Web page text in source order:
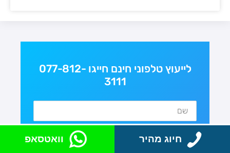
לייעוץ טלפוני חינם חייגו 077-812-
3111
חיוג מהיר וואטסאפ